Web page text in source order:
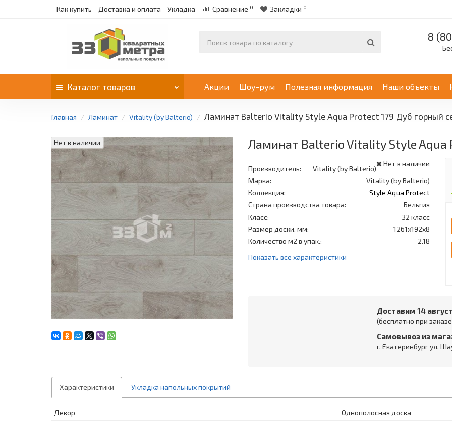
Как купить Доставка и оплата Укладка Сравнение 0 Закладки 0
8
Каталог товаров Акции Шоу-рум Полезная информация Наши объекты
Главная Ламинат Vitality (by Balterio) Ламинат Balterio Vitality Style Aqua Protect 179 Дуб горный
Нет в наличии Ламинат Balterio Vitality Style Aqua
Нет в наличии
Производитель:
Vitality (by Balterio)
Марка:
Vitality (by Balterio)
Коллекция:
Style Aqua Protect
Страна производства товара:
Бельгия
Класс:
32 класс
Размер доски, мм:
1261х192x8
Количество м2 в упак.:
2.18
Показать все характеристики
Доставим 14
(бесплатно при
Самовывоз из
г. Екатеринбург ул.
Характеристики Укладка напольных покрытий
Декор
Однополосная доска